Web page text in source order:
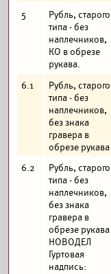
5
Рубль, старого
типа - без
наплечников,
КО в обрезе
рукава.
6.1
Рубль, старого
типа - без
наплечников,
без знака
гравера в
обрезе рукава
6.2
Рубль, старого
типа - без
наплечников,
без знака
гравера в
обрезе рукава
НОВОДЕЛ
Гуртовая
надпись: